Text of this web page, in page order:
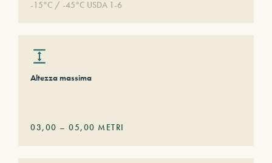
-15°C / -45°C USDA 1-6
Altezza massima
03,00 – 05,00 METRI